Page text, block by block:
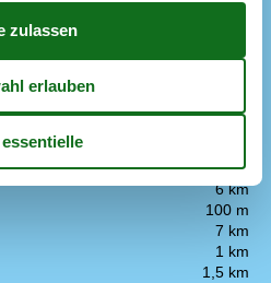
6 km
2 km
6 km
100 m
7 km
1 km
1,5 km